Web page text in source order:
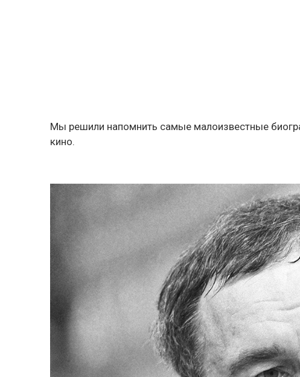
Мы решили напомнить самые малоизвестные
кино.